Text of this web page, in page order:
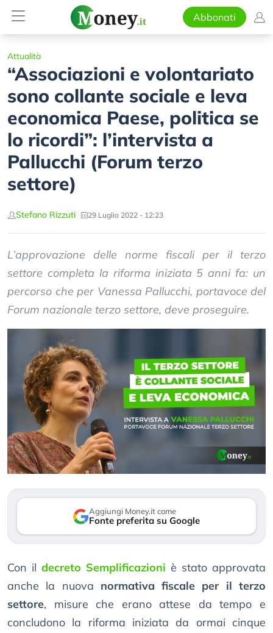
Abbonati
Attualità
“Associazioni e volontariato
sono collante sociale e leva
economica Paese, politica se
lo ricordi”: l’intervista a
Pallucchi (Forum terzo
settore)
Stefano Rizzuti 29 Luglio 2022 - 12:23
L’approvazione delle norme fiscali per il terzo
settore completa la riforma iniziata 5 anni fa: un
percorso che per Vanessa Pallucchi, portavoce del
Forum nazionale terzo settore, deve proseguire.
Aggiungi Money.it come
Fonte preferita su Google
Con il decreto Semplificazioni è stato approvata
anche la nuova normativa fiscale per il terzo
settore, misure che erano attese da tempo e
concludono la riforma iniziata da ormai cinque